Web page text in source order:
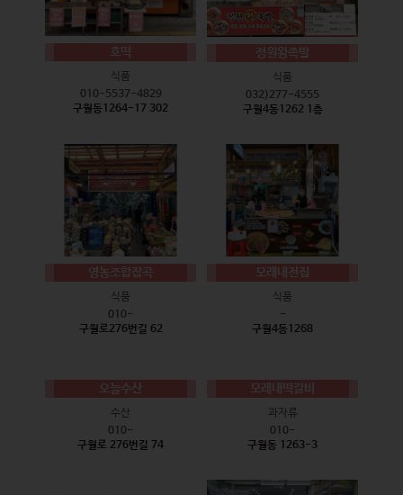
호떡
식품
010-5537-4829
구월동1264-17 302
정원왕족발
식품
032)277-4555
구월4동1262 1층
영농조합잡곡
식품
010-
구월로276번길 62
모래내전집
식품
-
구월4동1268
오늘수산
수산
010-
구월로 276번길 74
모래내떡갈비
과자류
010-
구월동 1263-3